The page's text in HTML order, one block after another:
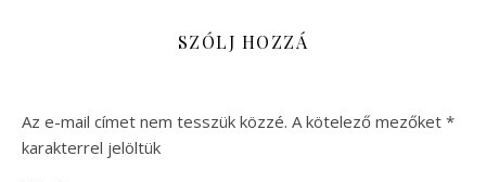
SZÓLJ HOZZÁ
Az e-mail címet nem tesszük közzé. A kötelező mezőket *
karakterrel jelöltük